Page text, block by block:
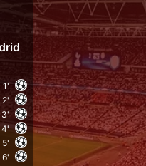
1'
2'
3'
4'
5'
6'